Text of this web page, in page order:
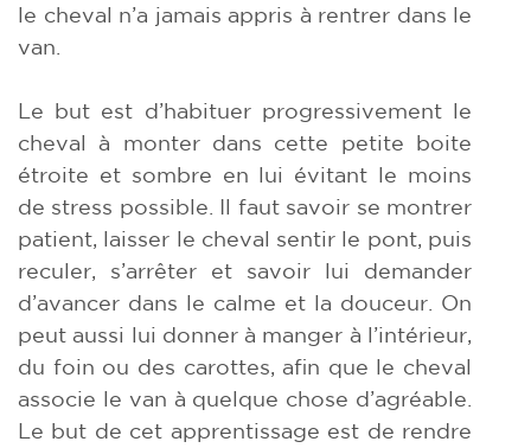
le cheval n’a jamais appris à rentrer dans le
van.
Le but est d’habituer progressivement le
cheval à monter dans cette petite boite
étroite et sombre en lui évitant le moins
de stress possible. Il faut savoir se montrer
patient, laisser le cheval sentir le pont, puis
reculer, s’arrêter et savoir lui demander
d’avancer dans le calme et la douceur. On
peut aussi lui donner à manger à l’intérieur,
du foin ou des carottes, afin que le cheval
associe le van à quelque chose d’agréable.
Le but de cet apprentissage est de rendre